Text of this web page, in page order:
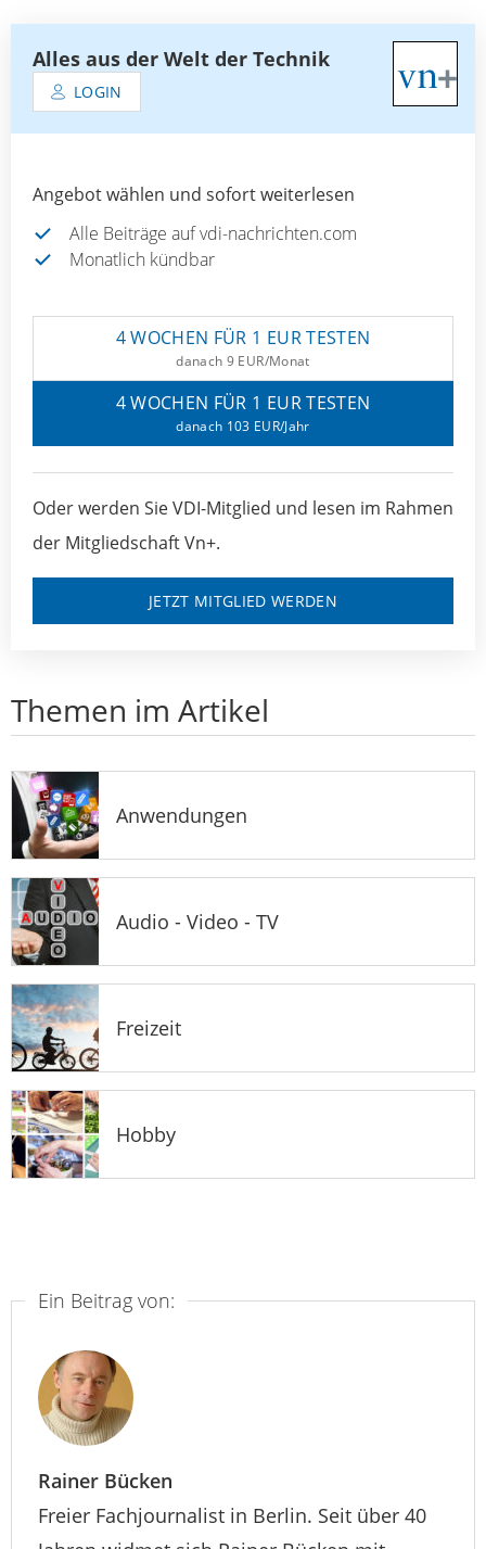
Alles aus der Welt der Technik
LOGIN
Angebot wählen und sofort weiterlesen
Alle Beiträge auf vdi-nachrichten.com
Monatlich kündbar
4 WOCHEN FÜR 1 EUR TESTEN
danach 9 EUR/Monat
4 WOCHEN FÜR 1 EUR TESTEN
danach 103 EUR/Jahr
Oder werden Sie VDI-Mitglied und lesen im Rahmen
der Mitgliedschaft Vn+.
JETZT MITGLIED WERDEN
Themen im Artikel
Anwendungen
Audio - Video - TV
Freizeit
Hobby
Ein Beitrag von:
Rainer Bücken
Freier Fachjournalist in Berlin. Seit über 40